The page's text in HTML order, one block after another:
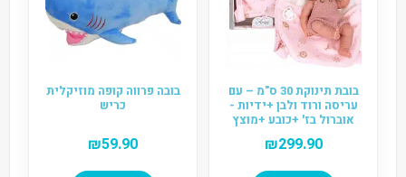
בובת תינוקת 30 ס"מ – עם
עריסה ורוד ולבן +ידיות -
אוברול בז' +כובע +מוצץ
₪299.90
בובה פרווה קופה מוזיקלית
כריש
₪59.90